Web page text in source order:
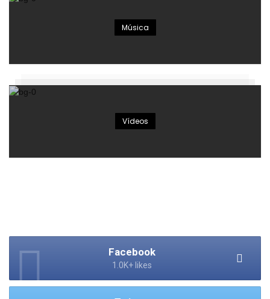
Música
Vídeos
Facebook
1.0K+ likes